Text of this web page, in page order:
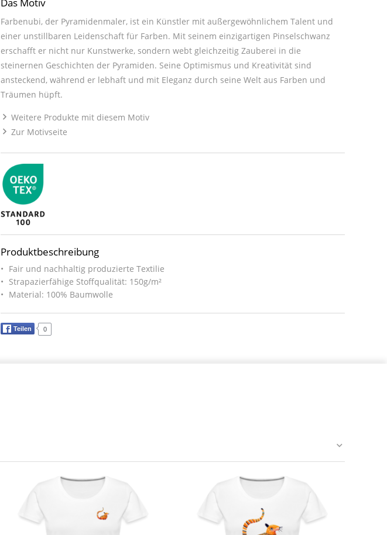
Farbenubi, der Pyramidenmaler, ist ein Künstler mit außergewöhnlichem Talent und
einer unstillbaren Leidenschaft für Farben. Mit seinem einzigartigen Pinselschwanz
erschafft er nicht nur Kunstwerke, sondern webt gleichzeitig Zauberei in die
steinernen Geschichten der Pyramiden. Seine Optimismus und Kreativität sind
ansteckend, während er lebhaft und mit Eleganz durch seine Welt aus Farben und
Träumen hüpft.
Weitere Produkte mit diesem Motiv
Zur Motivseite
Produktbeschreibung
Fair und nachhaltig produzierte Textilie
Strapazierfähige Stoffqualität: 150g/m²
Material: 100% Baumwolle
Teilen 0